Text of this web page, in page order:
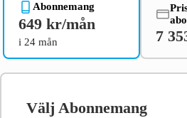
Abonnemang
649 kr/mån
i 24 mån 7
Välj Abonnemang